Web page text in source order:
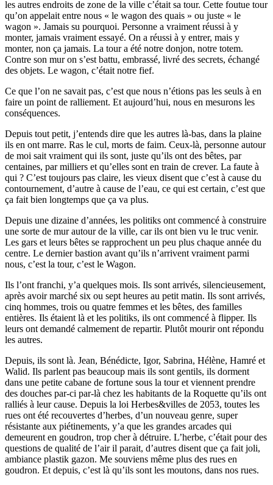
les autres endroits de zone de la ville c’était sa tour. Cette foutue tour
qu’on appelait entre nous « le wagon des quais » ou juste « le
wagon ». Jamais su pourquoi. Personne a vraiment réussi à y
monter, jamais vraiment essayé. On a réussi à y entrer, mais y
monter, non ça jamais. La tour a été notre donjon, notre totem.
Contre son mur on s’est battu, embrassé, livré des secrets, échangé
des objets. Le wagon, c’était notre fief.
Ce que l’on ne savait pas, c’est que nous n’étions pas les seuls à en
faire un point de ralliement. Et aujourd’hui, nous en mesurons les
conséquences.
Depuis tout petit, j’entends dire que les autres là-bas, dans la plaine
ils en ont marre. Ras le cul, morts de faim. Ceux-là, personne autour
de moi sait vraiment qui ils sont, juste qu’ils ont des bêtes, par
centaines, par milliers et qu’elles sont en train de crever. La faute à
qui ? C’est toujours pas claire, les vieux disent que c’est à cause du
contournement, d’autre à cause de l’eau, ce qui est certain, c’est que
ça fait bien longtemps que ça va plus.
Depuis une dizaine d’années, les politiks ont commencé à construire
une sorte de mur autour de la ville, car ils ont bien vu le truc venir.
Les gars et leurs bêtes se rapprochent un peu plus chaque année du
centre. Le dernier bastion avant qu’ils n’arrivent vraiment parmi
nous, c’est la tour, c’est le Wagon.
Ils l’ont franchi, y’a quelques mois. Ils sont arrivés, silencieusement,
après avoir marché six ou sept heures au petit matin. Ils sont arrivés,
cinq hommes, trois ou quatre femmes et les bêtes, des familles
entières. Ils étaient là et les politiks, ils ont commencé à flipper. Ils
leurs ont demandé calmement de repartir. Plutôt mourir ont répondu
les autres.
Depuis, ils sont là. Jean, Bénédicte, Igor, Sabrina, Hélène, Hamré et
Walid. Ils parlent pas beaucoup mais ils sont gentils, ils dorment
dans une petite cabane de fortune sous la tour et viennent prendre
des douches par-ci par-là chez les habitants de la Roquette qu’ils ont
ralliés à leur cause. Depuis la loi Herbes&villes de 2053, toutes les
rues ont été recouvertes d’herbes, d’un nouveau genre, super
résistante aux piétinements, y’a que les grandes arcades qui
demeurent en goudron, trop cher à détruire. L’herbe, c’était pour des
questions de qualité de l’air il parait, d’autres disent que ça fait joli,
ambiance plastik gazon. Me souviens même plus des rues en
goudron. Et depuis, c’est là qu’ils sont les moutons, dans nos rues.